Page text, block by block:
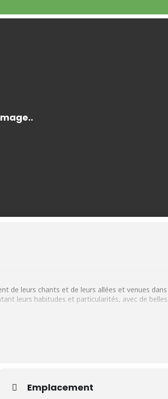
de leurs chants et de leurs allées et venues
leurs habitudes et particularités, avec de
Emplacement